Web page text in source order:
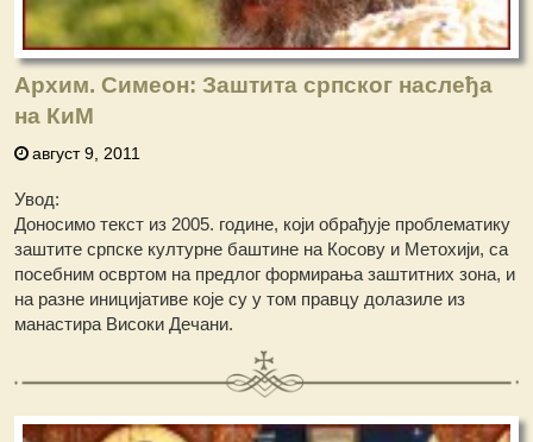
Архим. Симеон: Заштита српског наслеђа
на КиМ
август 9, 2011
Увод:
Доносимо текст из 2005. године, који обрађује проблематику
заштите српске културне баштине на Косову и Метохији, са
посебним освртом на предлог формирања заштитних зона, и
на разне иницијативе које су у том правцу долазиле из
манастира Високи Дечани.